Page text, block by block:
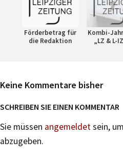
Förderbetrag für
die Redaktion
Kombi-
„LZ & L-
Keine Kommentare bisher
SCHREIBEN SIE EINEN KOMMENTAR
Sie müssen angemeldetsein,
abzugeben.